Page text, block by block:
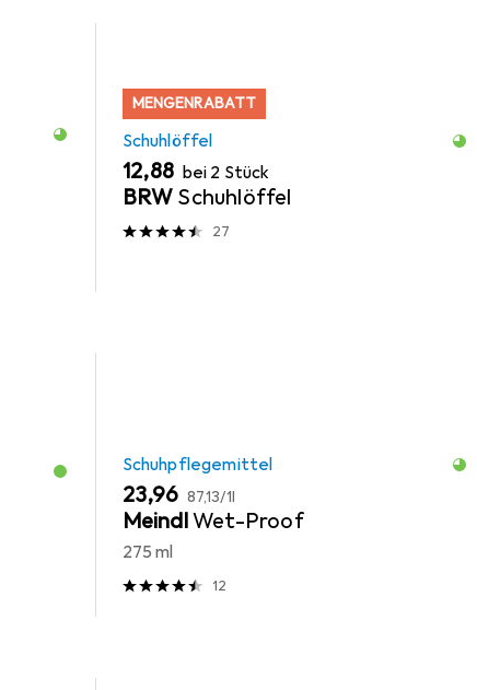
MENGENRABATT
Schuhlöffel
EUR
12,88 bei 2 Stück
BRW Schuhlöffel
27
Schuhpflegemittel
EUR
23,96 EUR
87,13/1l
MeindlWet-Proof
275 ml
12